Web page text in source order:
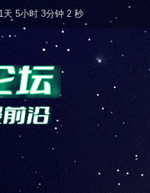
天 5小时 3分钟 3 秒